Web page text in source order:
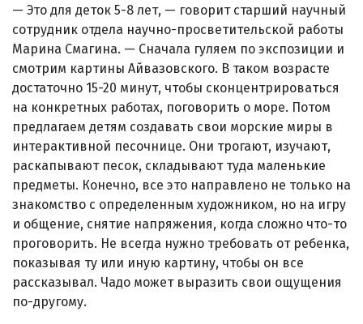
— Это для деток 5-8 лет, — говорит старший научный
сотрудник отдела науч­но-про­све­ти­тель­ской работы
Марина Смагина. — Сначала гуляем по экспозиции и
смотрим картины Айвазовского. В таком возрас­те
достаточно 15-20 минут, чтобы сконцентрироваться
на конкретных работах, поговорить о море. Потом
предлагаем детям создавать свои морские миры в
интерактивной песочнице. Они трогают, изучают,
раскапывают песок, складывают туда маленькие
предметы. Конечно, все это направлено не только на
знакомство с определенным художником, но на игру
и общение, снятие напряжения, когда сложно что-то
проговорить. Не всегда нужно требовать от ребенка,
показывая ту или иную картину, чтобы он все
рассказывал. Чадо может выразить свои ощущения
по-другому.